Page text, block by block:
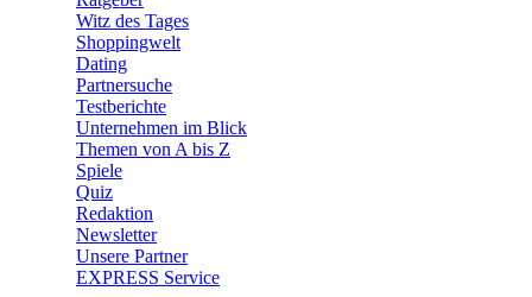
Witz des Tages
Shoppingwelt
Dating
Partnersuche
Testberichte
Unternehmen im Blick
Themen von A bis Z
Spiele
Quiz
Redaktion
Newsletter
Unsere Partner
EXPRESS Service